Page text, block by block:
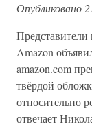
Опубликовано
Amazon
amazon.com
твёрдой
относительно
отвечает